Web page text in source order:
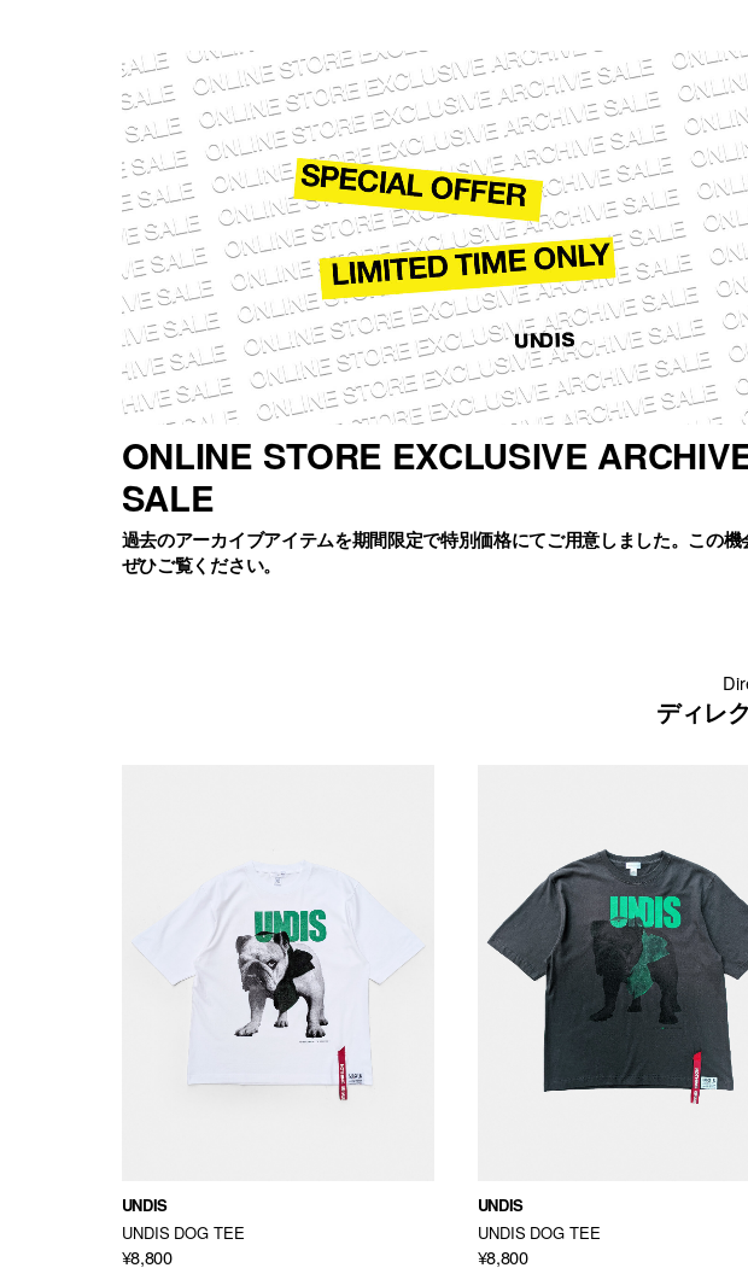
ONLINE STORE EXCLUSIVE
SALE
過去のアーカイブアイテムを期間限定で特別価格にてご用意しました。この機
ぜひご覧ください。
ディレ
UNDIS
UNDIS DOG TEE
¥8,800
UNDIS
UNDIS DOG TEE
¥8,800